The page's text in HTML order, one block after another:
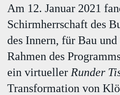
Am 12. Januar 2021
Schirmherrschaft des
des Innern, für Bau
Rahmen des
ein virtueller Runder
Transformation von